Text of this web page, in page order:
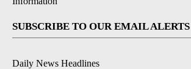
SUBSCRIBE TO OUR EMAIL ALERTS
Daily News Headlines